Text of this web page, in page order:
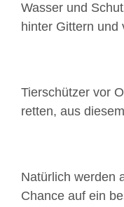
Wasser und
hinter Gittern und
Tierschützer vor
retten, aus
Natürlich werden
Chance auf ein